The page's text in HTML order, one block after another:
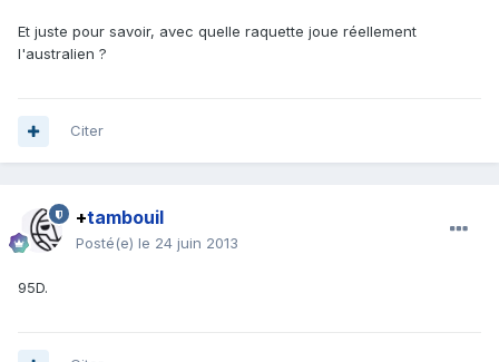
Et juste pour savoir, avec quelle raquette joue réellement
l'australien ?
Citer
+tambouil
Posté(e) le 24 juin 2013
95D.